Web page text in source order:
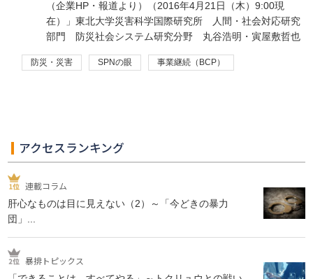
（企業HP・報道より）（2016年4月21日（木）9:00現
在）」東北大学災害科学国際研究所 人間・社会対応研究
部門 防災社会システム研究分野 丸谷浩明・寅屋敷哲也
防災・災害 SPNの眼 事業継続（BCP）
アクセスランキング
連載コラム
肝心なものは目に見えない（2）～「今どきの暴力
団」...
暴排トピックス